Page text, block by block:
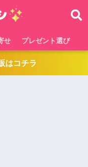
せ プレゼント選び
はコチラ